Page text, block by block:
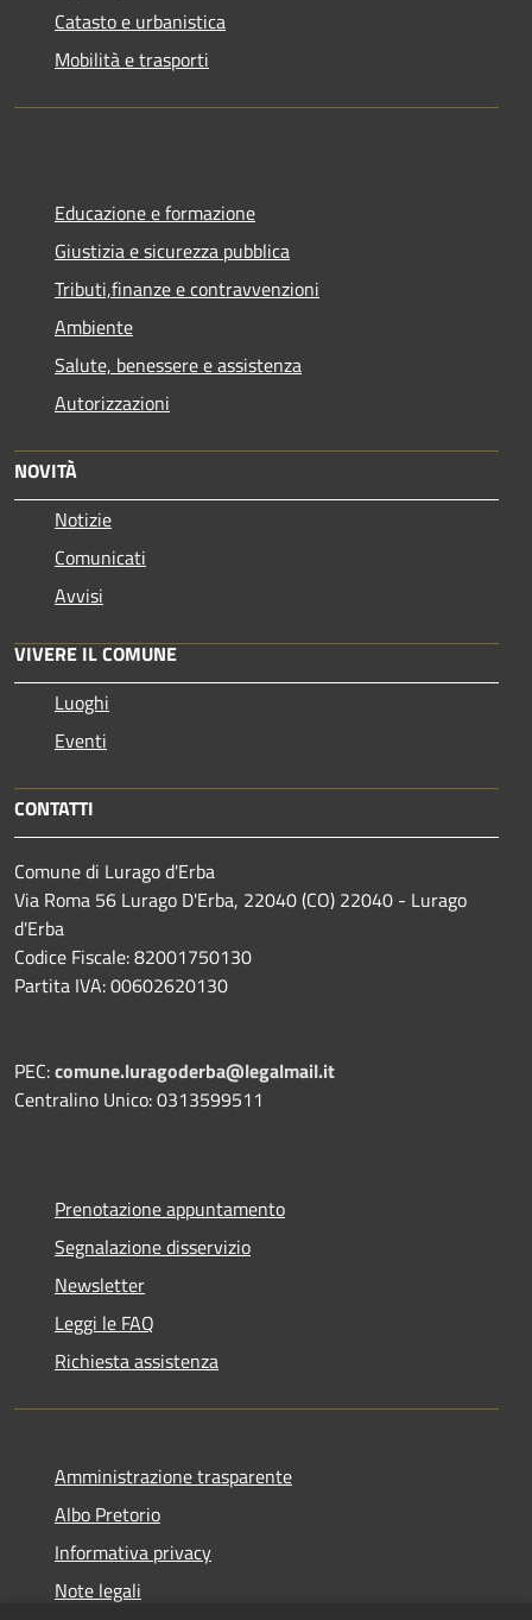
Catasto e urbanistica
Mobilità e trasporti
Educazione e formazione
Giustizia e sicurezza pubblica
Tributi,finanze e contravvenzioni
Ambiente
Salute, benessere e assistenza
Autorizzazioni
NOVITÀ
Notizie
Comunicati
Avvisi
VIVERE IL COMUNE
Luoghi
Eventi
CONTATTI
Comune di Lurago d'Erba
Via Roma 56 Lurago D'Erba, 22040 (CO) 22040 - Lurago
d'Erba
Codice Fiscale: 82001750130
Partita IVA: 00602620130
PEC:comune.luragoderba@legalmail.it
Centralino Unico: 0313599511
Prenotazione appuntamento
Segnalazione disservizio
Newsletter
Leggi le FAQ
Richiesta assistenza
Amministrazione trasparente
Albo Pretorio
Informativa privacy
Note legali